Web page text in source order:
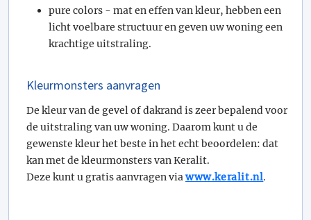
pure colors - mat en effen van kleur, hebben een
licht voelbare structuur en geven uw woning een
krachtige uitstraling.
Kleurmonsters aanvragen
De kleur van de gevel of dakrand is zeer bepalend voor
de uitstraling van uw woning. Daarom kunt u de
gewenste kleur het beste in het echt beoordelen: dat
kan met de kleurmonsters van Keralit.
Deze kunt u gratis aanvragen viawww.keralit.nl.